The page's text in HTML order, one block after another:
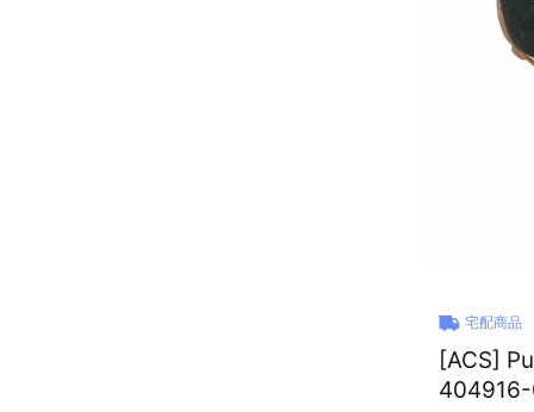
宅配商品
[ACS]
404916-